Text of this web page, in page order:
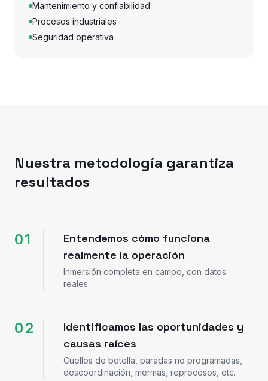
Mantenimiento y confiabilidad
Procesos industriales
Seguridad operativa
Nuestra metodología garantiza
resultados
01
Entendemos cómo funciona
realmente la operación
Inmersión completa en campo, con datos
reales.
02
Identificamos las oportunidades y
causas raíces
Cuellos de botella, paradas no programadas,
descoordinación, mermas, reprocesos, etc.